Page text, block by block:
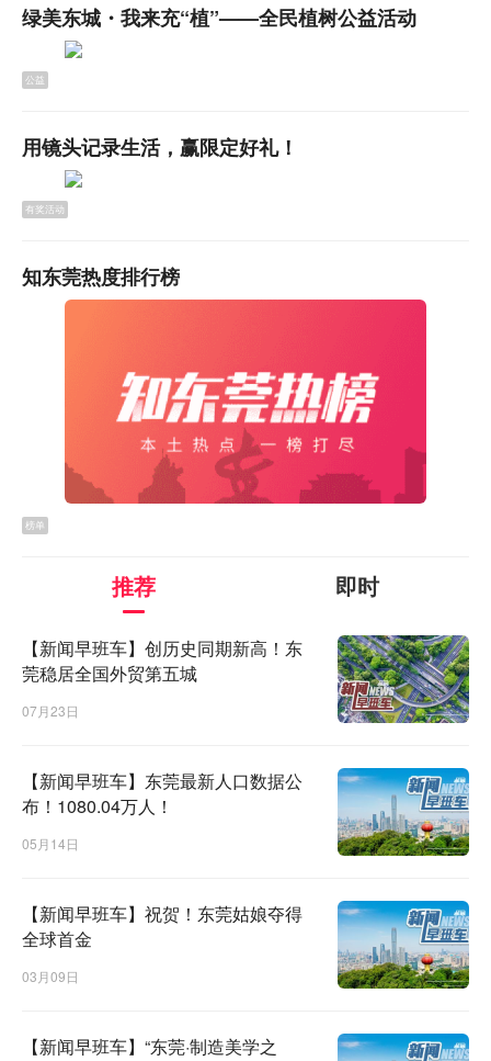
效。【详细】
▲逐梦不负韶华 东莞2026年高考平稳有序收官
2026年
普通高考正式落下帷幕，东莞广大考生顺利完
成全部考试科目，圆满结束青春逐梦的关键征程。
【详细】
▲2026年广东省“粤志愿 助启航”公益宣讲活动即将启动
高考刚刚落下帷幕，广东省教育考试院将于6月11日至27
日，以“线下宣讲＋线上直播”相结合的方式，在全省21个
地市组织开展“粤志愿 助启航”——高考志愿填报指导公益
宣讲活动，为中学教师和广大考生提供权威、实用的志愿
绿美东城・我来充“植”——全民植树公益活动
公益
用镜头记录生活，赢限定好礼！
有奖活动
知东莞热度排行榜
榜单
推荐 即时
【新闻早班车】创历史同期新高！东
莞稳居全国外贸第五城
07月23日
【新闻早班车】东莞最新人口数据公
布！1080.04万人！
05月14日
【新闻早班车】祝贺！东莞姑娘夺得
全球首金
03月09日
【新闻早班车】“东莞·制造美学之